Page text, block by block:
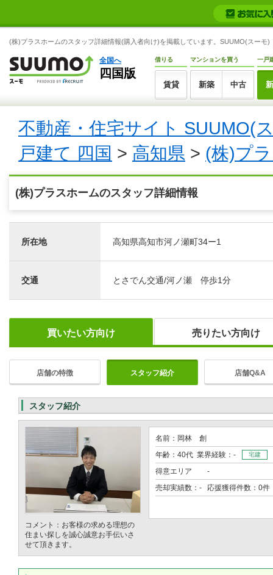
(株)プラスホームのスタッフ詳細情報(購入者向け)を掲載しています。SUUMO(スーモ)
全国へ
四国版
借りる
賃貸
マンションを買う
新築 中古
一戸
不動産・住宅サイト SUUMO(
戸建て 四国 > 高知県 > (株)プ
(株)プラスホームのスタッフ詳細情報
所在地 高知県高知市河ノ瀬町34ー1
交通 とさでん交通/河ノ瀬 停歩1分
買いたい方向け 売りたい方向け
店舗の特徴 スタッフ紹介 店舗Q&A
スタッフ紹介
コメント：お客様の求める理想の
住まい探しを誠心誠意お手伝いさ
せて頂きます。
名前：岡林 創
年齢：40代 業界経験：-
宅建
得意エリア
-
売却実績数：- 応援獲得件数：0件